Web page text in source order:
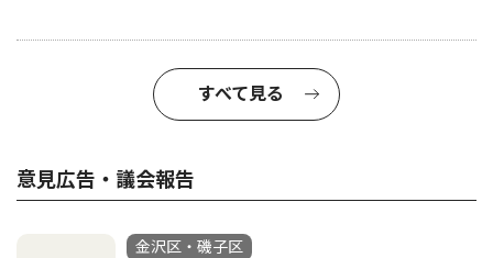
すべて見る
意見広告・議会報告
金沢区・磯子区